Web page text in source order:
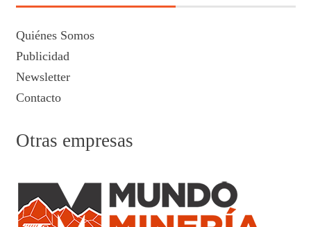
Quiénes Somos
Publicidad
Newsletter
Contacto
Otras empresas